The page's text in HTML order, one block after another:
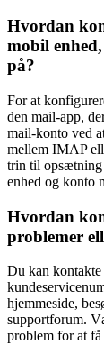
Hvordan
mobil
på?
For at
den mail-app,
mail-konto ved
mellem IMAP
trin til opsætning
enhed og konto
Hvordan
problemer
Du kan kontakte
hjemmeside,
supportforum.
problem for at